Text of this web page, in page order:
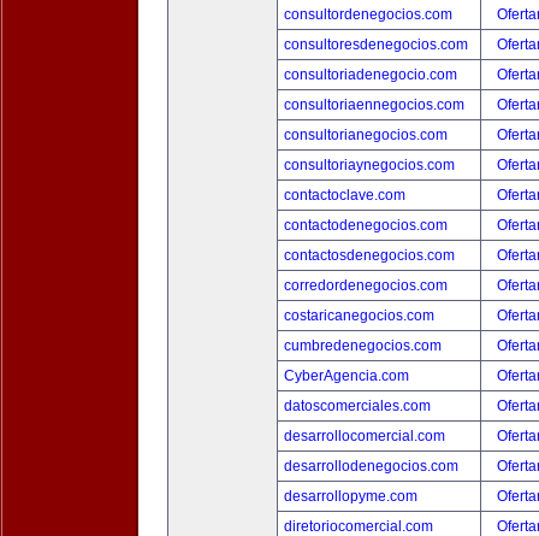
consultordenegocios.com
consultoresdenegocios.com
consultoriadenegocio.com
consultoriaennegocios.com
consultorianegocios.com
consultoriaynegocios.com
contactoclave.com
contactodenegocios.com
contactosdenegocios.com
corredordenegocios.com
costaricanegocios.com
cumbredenegocios.com
CyberAgencia.com
datoscomerciales.com
desarrollocomercial.com
desarrollodenegocios.com
desarrollopyme.com
diretoriocomercial.com